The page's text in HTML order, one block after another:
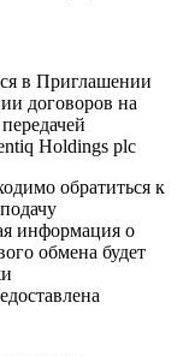
в Приглашении
договоров на
Holdings plc
обратиться к
информация о
обмена будет